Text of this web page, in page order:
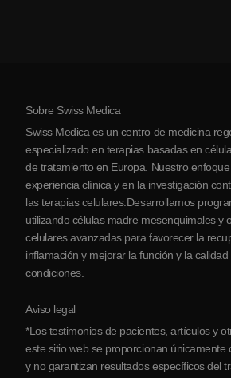
Artritis
Sobre Serbia
Colaboraciones
Sobre Swiss Medica
Swiss Medica es un centro de medicina
especializado en terapias basadas en
de tratamiento en Europa. Nuestro
experiencia clínica y en la investigación
las terapias celulares.Desarrollamos
utilizando células madre mesenquimales y
celulares avanzadas para favorecer la
inflamación y mejorar la función y la
condiciones.
Aviso legal
*Los testimonios de pacientes, artículos y
este sitio web se proporcionan únicamente
y no garantizan resultados específicos del